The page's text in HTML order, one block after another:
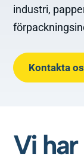
industri,
Kontakta
Vi har